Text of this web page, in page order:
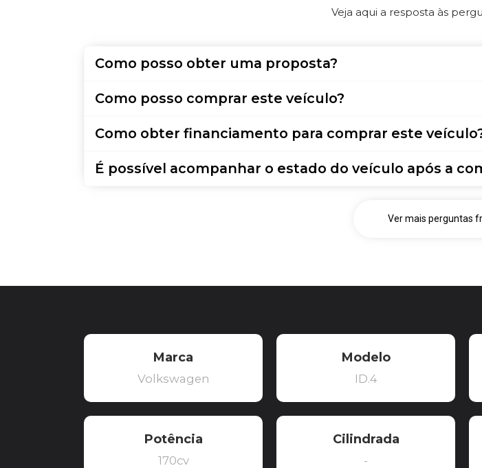
Veja aqui a resposta às
Como posso obter uma proposta?
Como posso comprar este veículo?
Como obter financiamento para comprar este
É possível acompanhar o estado do veículo após a
Ver mais perguntas
Marca
Volkswagen
Modelo
ID.4
Potência
170cv
Cilindrada
-